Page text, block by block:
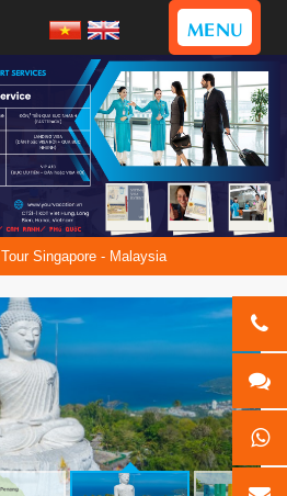
MENU
Tour Singapore - Malaysia